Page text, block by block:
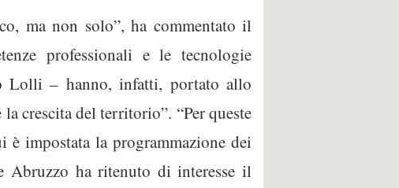
ma non solo”, ha commentato il
professionali e le tecnologie
Lolli – hanno, infatti, portato allo
crescita del territorio”. “Per queste
impostata la programmazione dei
Abruzzo ha ritenuto di interesse il